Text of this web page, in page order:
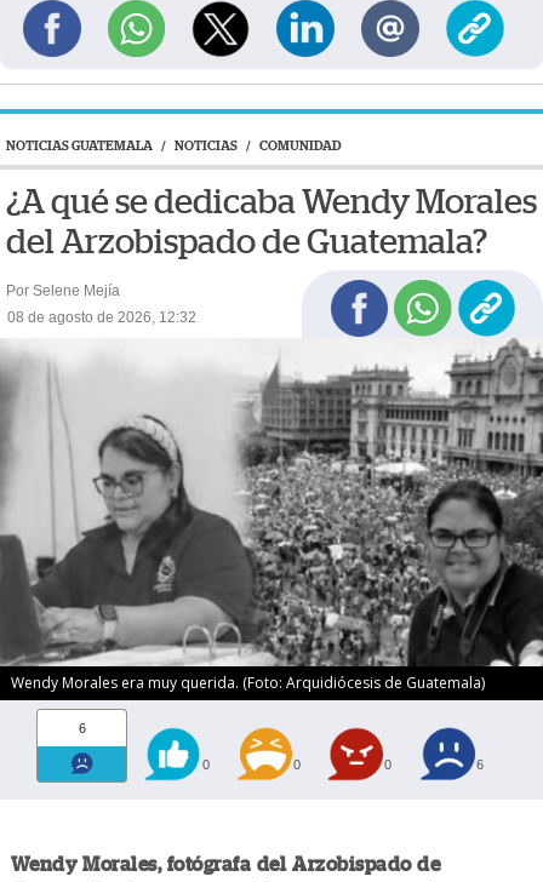
NOTICIAS GUATEMALA / NOTICIAS / COMUNIDAD
¿A qué se dedicaba Wendy Morales
del Arzobispado de Guatemala?
Por Selene Mejía
08 de agosto de 2026, 12:32
Wendy Morales era muy querida. (Foto: Arquidiócesis de Guatemala)
6
0 0 0 6
Wendy Morales, fotógrafa del Arzobispado de